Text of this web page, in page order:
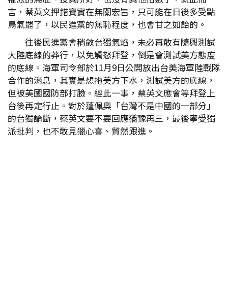
言，蔡英文押錯寶實在無關宏旨，只可能在日後多受點
鳥氣罷了，以民進黨的無恥程度，也會甘之如飴的。
往後民進黨會稍斂台獨氣焰，未必再敢有隨興測試
大陸底線的莽行，以免觸怒拜登，倒是會測試美方態度
的底線。海軍司令部於11月9日公開放出台美海軍陸戰隊
合作的消息，其實是想拖美方下水，測試美方的底線，
但被美國國防部打臉。經此一事，蔡英文應會等拜登上
台後再定行止。對於蓬佩奧「台灣不是中國的一部分」
的台獨論斷，蔡英文要不要回應猶豫再三，最後寧受獨
派批判，也不敢見獵心喜、貿然跟進。